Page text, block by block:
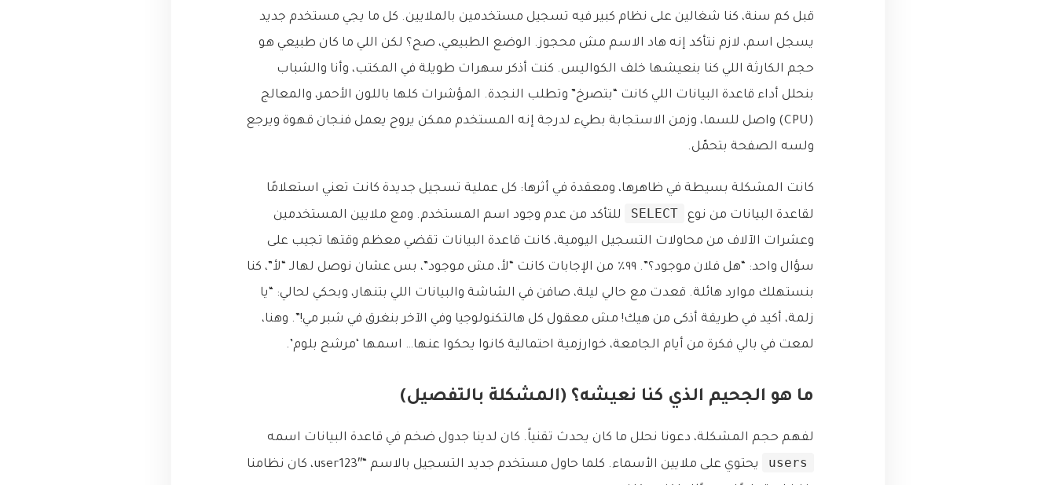
قبل كم سنة، كنا شغالين على نظام كبير فيه تسجيل مستخدمين بالملايين. كل ما يجي مستخدم جديد
يسجل اسم، لازم نتأكد إنه هاد الاسم مش محجوز. الوضع الطبيعي، صح؟ لكن اللي ما كان طبيعي هو
حجم الكارثة اللي كنا بنعيشها خلف الكواليس. كنت أذكر سهرات طويلة في المكتب، وأنا والشباب
بنحلل أداء قاعدة البيانات اللي كانت “بتصرخ” وتطلب النجدة. المؤشرات كلها باللون الأحمر، والمعالج
(CPU) واصل للسما، وزمن الاستجابة بطيء لدرجة إنه المستخدم ممكن يروح يعمل فنجان قهوة ويرجع
ولسه الصفحة بتحمّل.
كانت المشكلة بسيطة في ظاهرها، ومعقدة في أثرها: كل عملية تسجيل جديدة كانت تعني استعلامًا
لقاعدة البيانات من نوع
SELECT
للتأكد من عدم وجود اسم المستخدم. ومع ملايين المستخدمين
وعشرات الآلاف من محاولات التسجيل اليومية، كانت قاعدة البيانات تقضي معظم وقتها تجيب على
سؤال واحد: “هل فلان موجود؟”. ٩٩٪ من الإجابات كانت “لأ، مش موجود”، بس عشان نوصل لهالـ “لأ”، كنا
بنستهلك موارد هائلة. قعدت مع حالي ليلة، صافن في الشاشة والبيانات اللي بتنهار، وبحكي لحالي: “يا
زلمة، أكيد في طريقة أذكى من هيك! مش معقول كل هالتكنولوجيا وفي الآخر بنغرق في شبر مي!”. وهنا،
لمعت في بالي فكرة من أيام الجامعة، خوارزمية احتمالية كانوا يحكوا عنها… اسمها ‘مرشح بلوم’.
ما هو الجحيم الذي كنا نعيشه؟ (المشكلة بالتفصيل)
لفهم حجم المشكلة، دعونا نحلل ما كان يحدث تقنياً. كان لدينا جدول ضخم في قاعدة البيانات اسمه
users
يحتوي على ملايين الأسماء. كلما حاول مستخدم جديد التسجيل بالاسم “user123″، كان نظامنا